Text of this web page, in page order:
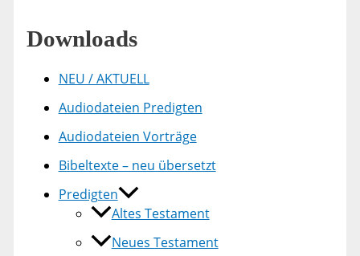
Downloads
NEU / AKTUELL
Audiodateien Predigten
Audiodateien Vorträge
Bibeltexte – neu übersetzt
Predigten
Altes Testament
Neues Testament